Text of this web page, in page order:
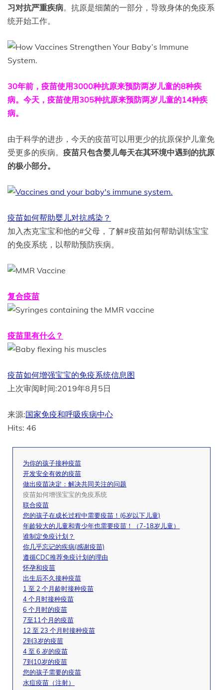
习对抗严重疾病。抗原是细菌的一部分，导致身体的免疫系
统开始工作。
30年前，疫苗使用3000种抗原来预防两岁儿童的8种疾
病。今天，疫苗使用305种抗原来预防两岁儿童的14种疾
病。
由于科学的进步，今天的疫苗可以用更少的抗原保护儿童免
受更多的疾病。 疫苗只包含婴儿每天在其环境中遇到的抗原
的极小部分。
疫苗如何帮助婴儿对抗感染？
加入杰克宝宝和他的#父母，了解#疫苗如何帮助训练宝宝
的免疫系统，以帮助预防疾病。
复合疫苗
疫苗里有什么？
疫苗如何增强宝宝的免疫系统信息图
上次审阅时间:2019年8月5日
来源:国家免疫和呼吸疾病中心
Hits: 46
为你的孩子接种疫苗
开发安全有效的疫苗
做出疫苗决定：解决共同关注的问题
疫苗如何增强宝宝的免疫系统
联合疫苗
您的孩子在成长过程中需要疫苗！(6岁以下儿童)
年龄较大的儿童和青少年也需要疫苗！（7-18岁儿童）
谁制定免疫计划？
你几乎忘记的疾病(感谢疫苗)
遵循CDC推荐免疫计划的理由
怀孕和疫苗
出生后不久接种疫苗
1 至 2 个月龄时接种疫苗
4 个月时接种疫苗
6 个月时的疫苗
7至11个月的疫苗
12 至 23 个月时接种疫苗
2到3岁的疫苗
4 至 6 岁的疫苗
7到10岁的疫苗
您的孩子需要的疫苗
水痘疫苗（注射）